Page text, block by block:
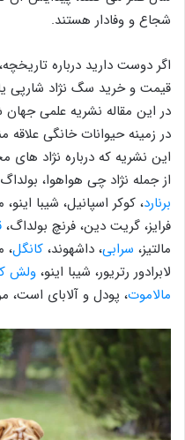
شجاع و وفادار هستند.
اگر دوست دارید درباره
قیمت و خرید سگ نژاد شارپی
در این مقاله نشریه علمی جهان
در زمینه حیوانات خانگی علاقه
این نشریه که درباره نژاد
از جمله نژاد چی هواهوا،
برنارد، کوکر اسپانیل، شیبا اینو،
فرایز، گریت دین، فرنچ بولداگ،
مالتیز، سرابی، داشهوند، کانگل،
لابرادور رتریور، شیبا اینو، ولش
مالاموت، پودل و آلابای است،